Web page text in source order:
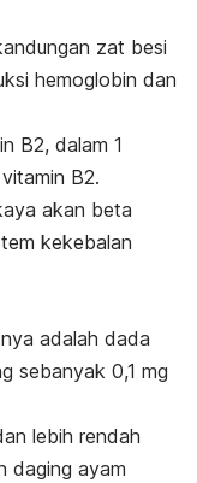
zat besi
hemoglobin dan
B2, dalam 1
B2.
akan beta
kekebalan
adalah dada
sebanyak 0,1 mg
lebih rendah
daging ayam